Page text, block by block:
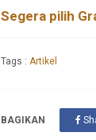
Segera pilih
Tags : Artikel
BAGIKAN